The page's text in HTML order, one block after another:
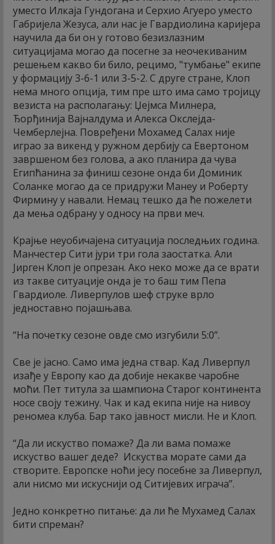
уместо Илкаја Гундогана и Серхио Агуеро уместо
Габријела Жезуса, али нас је Гвардиолина каријера
научила да би он у готово безизлазним
ситуацијама могао да посегне за неочекиваним
решењем какво би било, рецимо, "тумбање" екипе
у формацију 3-6-1 или 3-5-2. С друге стране, Клоп
нема много опција, тим пре што има само тројицу
везиста на располагању: Џејмса Милнера,
Ђорђинија Вајналдума и Алекса Окслејда-
Чемберлејна. Повређени Мохамед Салах није
играо за викенд у ружном дербију са Евертоном
завршеном без голова, а ако планира да чува
Египћанина за финиш сезоне онда би Доминик
Соланке могао да се придружи Манеу и Роберту
Фирмину у навали. Немац тешко да ће пожелети
да мења одбрану у односу на први меч.
Крајње неуобичајена ситуација последњих година.
Манчестер Сити јури три гола заостатка. Али
Јирген Клоп је опрезан. Ако неко може да се врати
из такве ситуације онда је то баш тим Пепа
Гвардиоле. Ливерпулов шеф струке врло
једноставно појашњава.
“На почетку сезоне овде смо изгубили 5:0”.
Све је јасно. Само има једна ствар. Кад Ливерпул
изађе у Европу као да добије некакве чаробне
моћи. Пет титула за шампиона Старог континента
носе своју тежину. Чак и кад екипа није на нивоу
реномеа клуба. Бар тако јавност мисли. Не и Клоп.
“Да ли искуство помаже? Да ли вама помаже
искуство вашег деде? Искуства морате сами да
створите. Европске ноћи јесу посебне за Ливерпул,
али нисмо ми искуснији од Ситијевих играча”.
Једно конкретно питање: да ли ће Мухамед Салах
бити спреман?